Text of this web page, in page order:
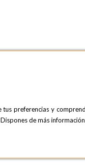
C/ Bárbara
preferencias y
de más